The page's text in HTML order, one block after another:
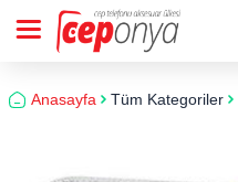
Anasayfa Tüm Kategoriler